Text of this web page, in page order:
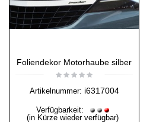
Foliendekor Motorhaube silber
Artikelnummer: i6317004
Verfügbarkeit:
(in Kürze wieder verfügbar)